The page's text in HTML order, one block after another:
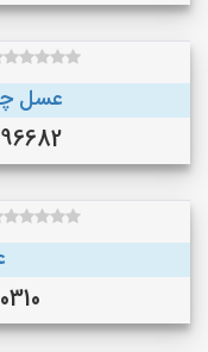
عسل